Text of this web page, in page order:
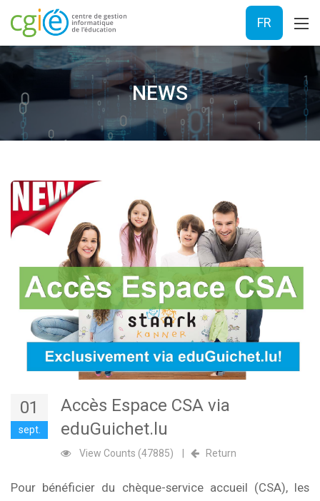
FR
NEWS
01
sept.
Accès Espace CSA via
eduGuichet.lu
View Counts (47885) Return
Pour bénéficier du chèque-service accueil (CSA), les